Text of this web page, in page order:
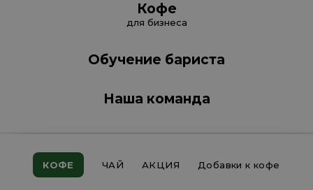
Кофе
для бизнеса
Обучение бариста
Наша команда
КОФЕ ЧАЙ АКЦИЯ Добавки к кофе